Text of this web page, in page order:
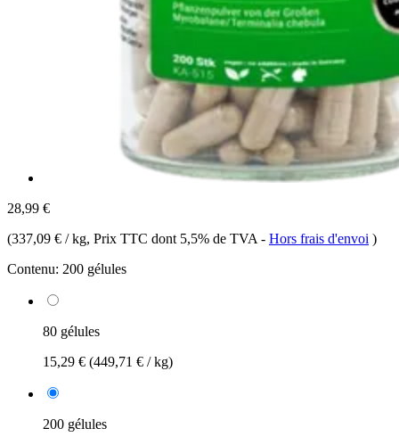
28,99 €
(337,09 € / kg, Prix TTC dont 5,5% de TVA - Hors frais d'envoi )
Contenu: 200 gélules
80 gélules
15,29 € (449,71 € / kg)
200 gélules